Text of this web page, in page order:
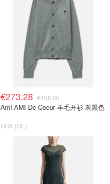
€273.28 €458.00
Ami AMI De Coeur 羊毛开衫 灰黑色
HBX (DE)